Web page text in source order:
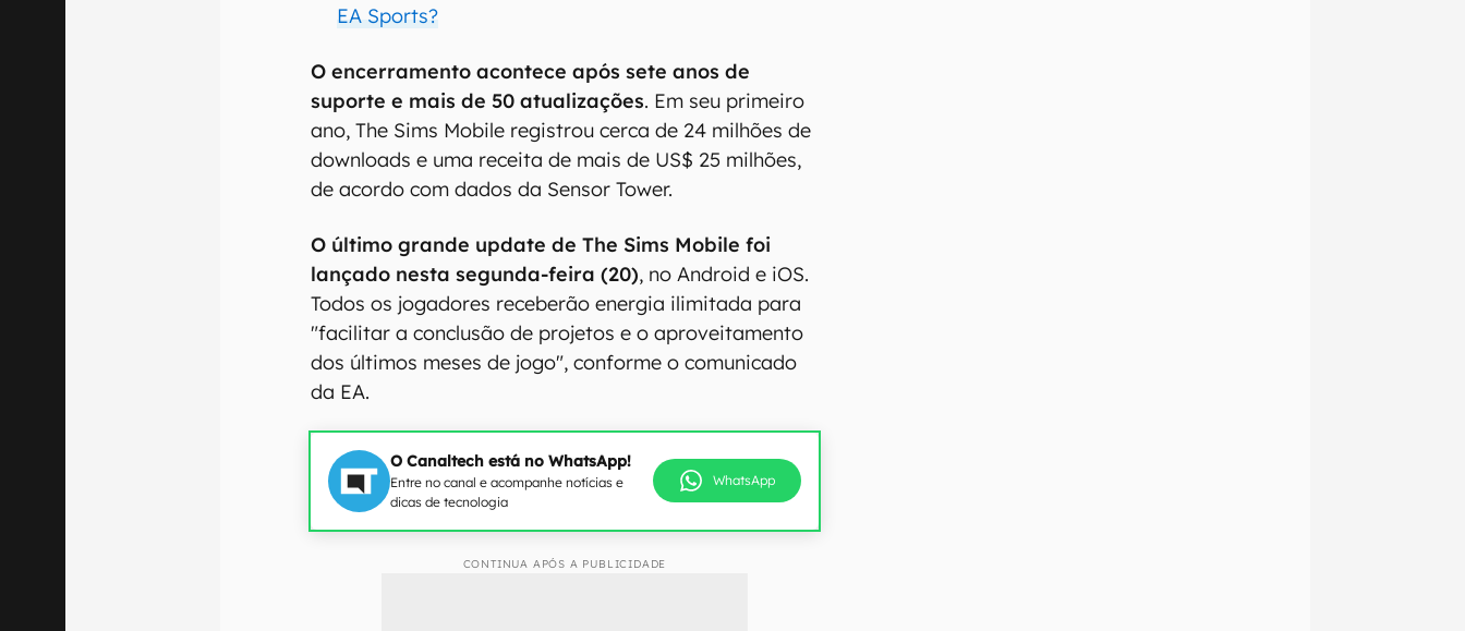
EA Sports?
O encerramento acontece após sete anos de
suporte e mais de 50 atualizações. Em seu primeiro
ano, The Sims Mobile registrou cerca de 24 milhões de
downloads e uma receita de mais de US$ 25 milhões,
de acordo com dados da Sensor Tower.
O último grande update de The Sims Mobile foi
lançado nesta segunda-feira (20), no Android e iOS.
Todos os jogadores receberão energia ilimitada para
"facilitar a conclusão de projetos e o aproveitamento
dos últimos meses de jogo", conforme o comunicado
da EA.
O Canaltech está no WhatsApp!
Entre no canal e acompanhe notícias e
dicas de tecnologia
WhatsApp
CONTINUA APÓS A PUBLICIDADE